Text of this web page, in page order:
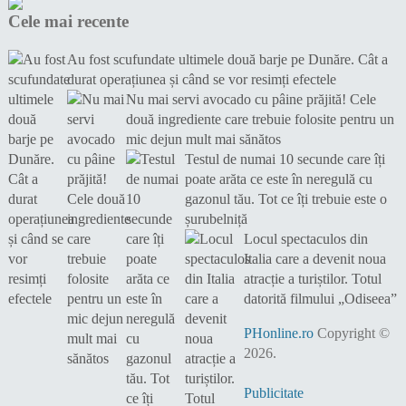
Cele mai recente
Au fost scufundate ultimele două barje pe Dunăre. Cât a
durat operațiunea și când se vor resimți efectele
Nu mai servi avocado cu pâine prăjită! Cele
două ingrediente care trebuie folosite pentru un
mic dejun mult mai sănătos
Testul de numai 10 secunde care îți
poate arăta ce este în neregulă cu
gazonul tău. Tot ce îți trebuie este o
șurubelniță
Locul spectaculos din
Italia care a devenit noua
atracție a turiștilor. Totul
datorită filmului „Odiseea”
PHonline.roCopyright ©
2026.
Publicitate